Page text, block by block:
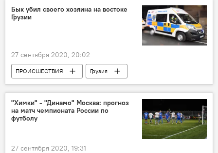
Бык убил своего хозяина на востоке
Грузии
27 сентября 2020, 20:02
ПРОИСШЕСТВИЯ
Грузия
НОВОСТИ
"Химки" - "Динамо" Москва: прогноз
на матч чемпионата России по
футболу
27 сентября 2020, 19:31